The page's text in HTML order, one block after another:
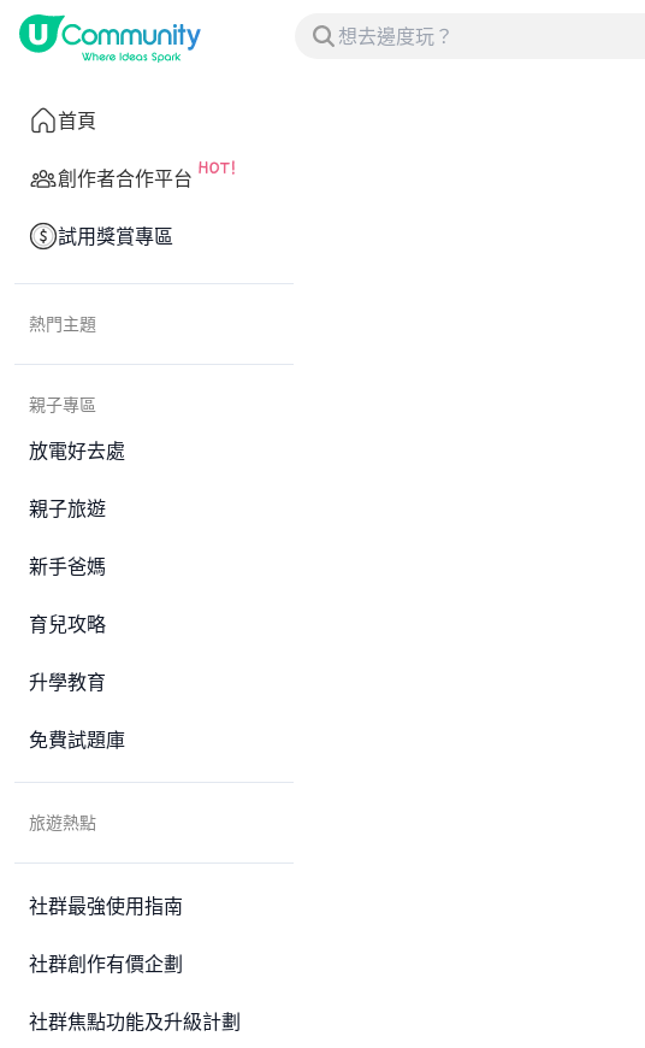
首頁
創作者合作平台
試用獎賞專區
熱門主題
親子專區
放電好去處
親子旅遊
新手爸媽
育兒攻略
升學教育
免費試題庫
旅遊熱點
社群最強使用指南
社群創作有價企劃
社群焦點功能及升級計劃